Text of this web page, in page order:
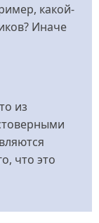
какой-
Иначе
из
что это